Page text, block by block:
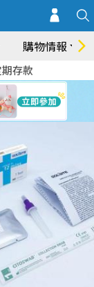
購物情報
存款